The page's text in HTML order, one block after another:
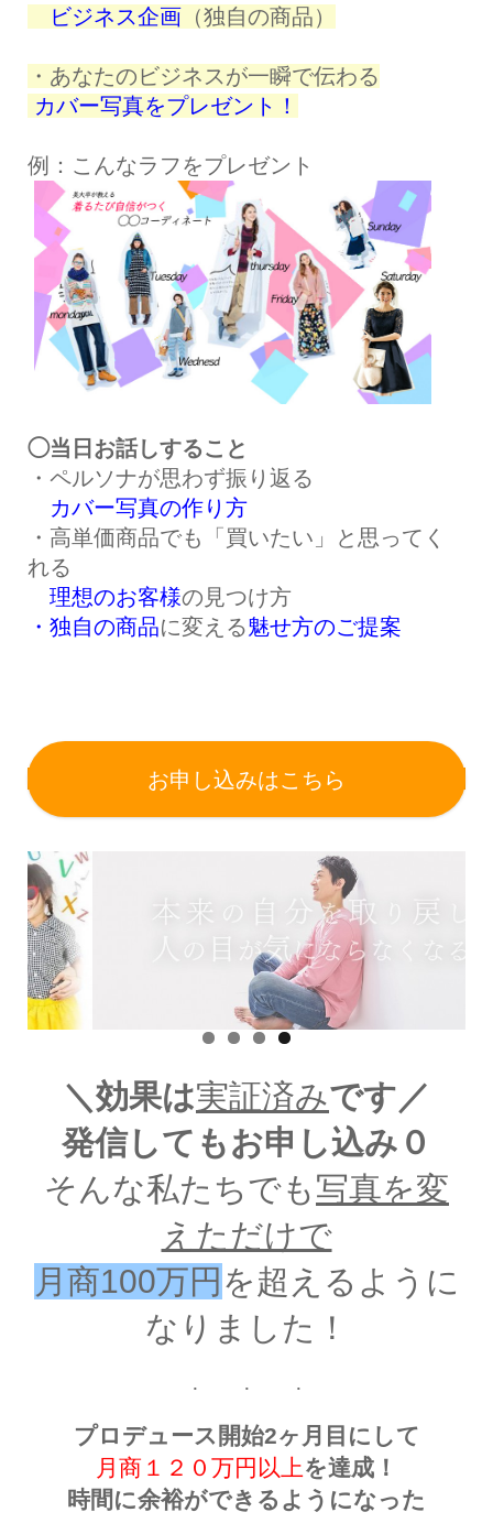
ビジネス企画（独自の商品）
・あなたのビジネスが一瞬で伝わる
カバー写真をプレゼント！
例：こんなラフをプレゼント
◯当日お話しすること
・ペルソナが思わず振り返る
カバー写真の作り方
・高単価商品でも「買いたい」と思ってく
れる
理想のお客様の見つけ方
・独自の商品に変える魅せ方のご提案
お申し込みはこちら
＼効果は実証済みです／
発信してもお申し込み０
そんな私たちでも写真を変
えただけで
月商100万円 を超えるように
なりました！
プロデュース開始2ヶ月目にして
月商１２０万円以上を達成！
時間に余裕ができるようになった